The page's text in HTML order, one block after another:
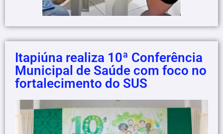
Itapiúna realiza 10ª Conferência
Municipal de Saúde com foco no
fortalecimento do SUS